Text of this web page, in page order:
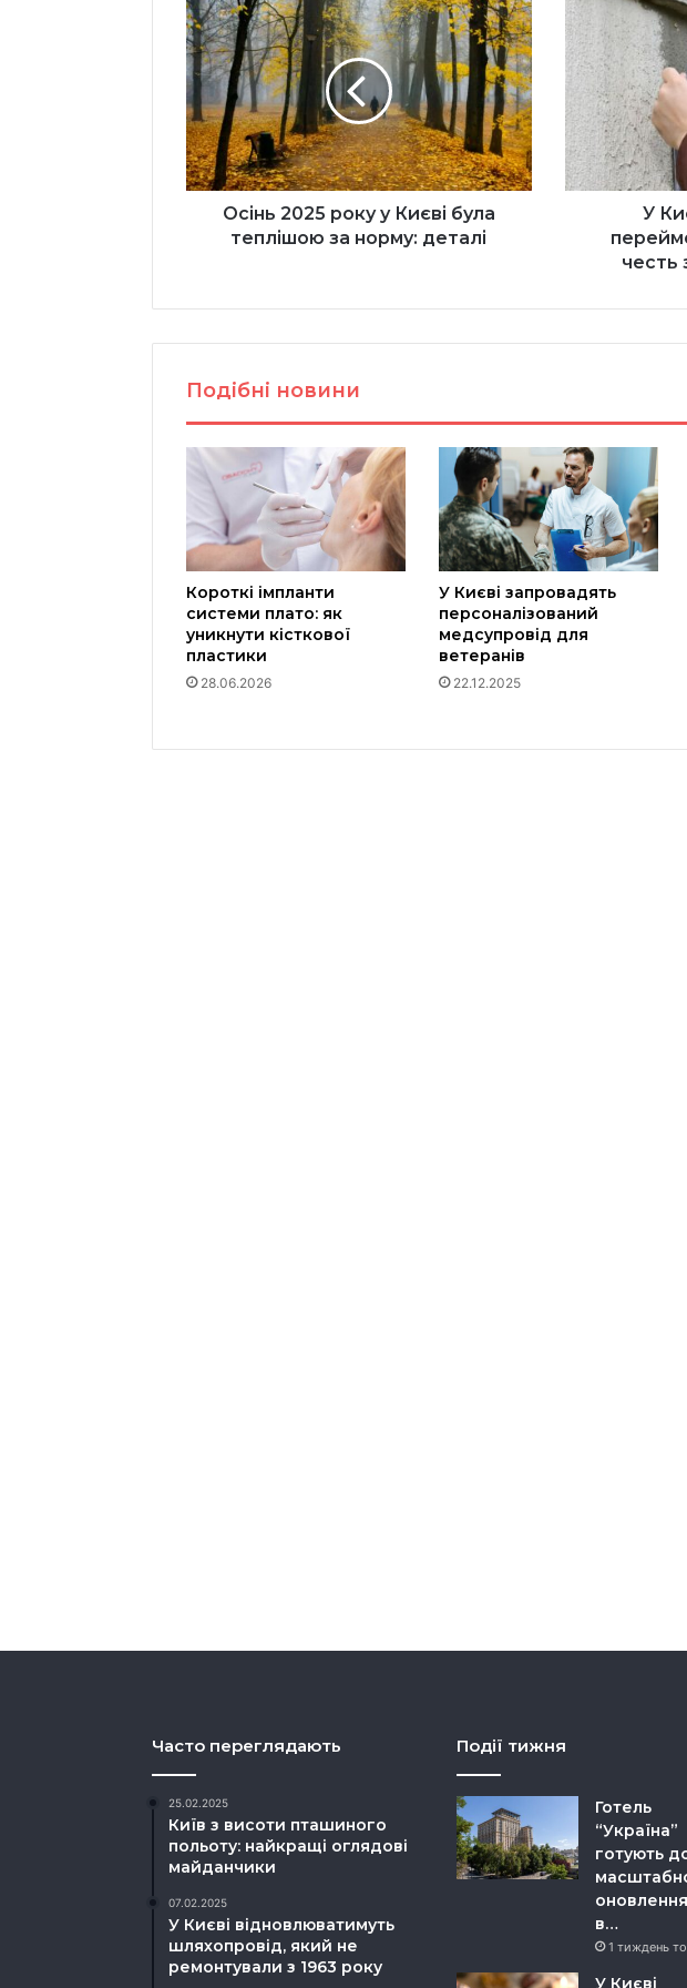
2025
року
Києві
була
теплішою
за
норму:
деталіОсінь 2025 року у Києві була
теплішою за норму: деталі
Києві
пропонують
перейменувати
вулицю
на
честь
захисниці
"Азову"
У
честь
Подібні новини
Короткі імпланти
системи плато: як
уникнути кісткової
пластики
28.06.2026
У Києві запровадять
персоналізований
медсупровід для
ветеранів
22.12.2025
Часто переглядають
25.02.2025
Київ з висоти пташиного
польоту: найкращі оглядові
майданчики
07.02.2025
У Києві відновлюватимуть
шляхопровід, який не
ремонтували з 1963 року
Події тижня
Готель
“Україна”
готують
в…
1 тиждень
У Києві